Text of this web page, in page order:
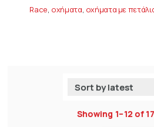
Race οχήματα οχήματα με
Showing 1–12 of